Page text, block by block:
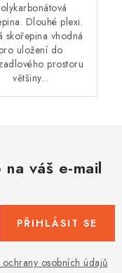
Dlouhé plexi.
skořepina vhodná
uložení do
prostoru
většiny...
váš e-mail
osobních údajů
PŘIHLÁSIT SE